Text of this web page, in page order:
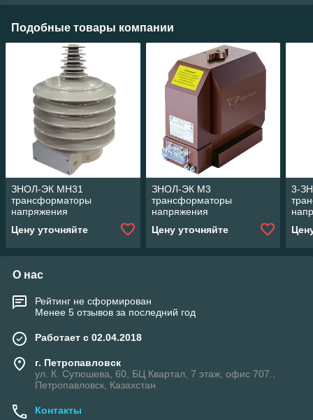
Подобные товары компании
ЗНОЛ-ЭК МН31
трансформаторы
напряжения
Цену уточняйте
ЗНОЛ-ЭК М3
трансформаторы
напряжения
Цену уточняйте
3-
О нас
Рейтинг не сформирован
Менее 5 отзывов за последний год
Работает с 02.04.2018
г. Петропавловск
ул. К. Сутюшева, 60, БЦ Квартал, 7 этаж, офис 707.,
Петропавловск, Казахстан
Контакты